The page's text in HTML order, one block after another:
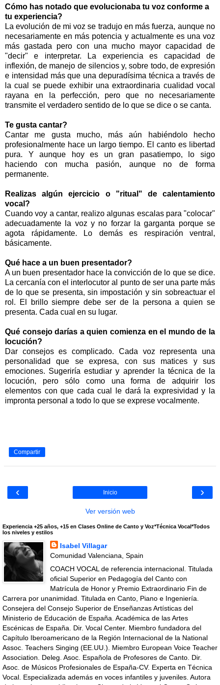
Cómo has notado que evolucionaba tu voz conforme a
tu experiencia?
La evolución de mi voz se tradujo en más fuerza, aunque no
necesariamente en más potencia y actualmente es una voz
más gastada pero con una mucho mayor capacidad de
"decir" e interpretar. La experiencia es capacidad de
inflexión, de manejo de silencios y, sobre todo, de expresión
e intensidad más que una depuradísima técnica a través de
la cual se puede exhibir una extraordinaria cualidad vocal
rayana en la perfección, pero que no necesariamente
transmite el verdadero sentido de lo que se dice o se canta.
Te gusta cantar?
Cantar me gusta mucho, más aún habiéndolo hecho
profesionalmente hace un largo tiempo. El canto es libertad
pura. Y aunque hoy es un gran pasatiempo, lo sigo
haciendo con mucha pasión, aunque no de forma
permanente.
Realizas algún ejercicio o "ritual" de calentamiento
vocal?
Cuando voy a cantar, realizo algunas escalas para "colocar"
adecuadamente la voz y no forzar la garganta porque se
agota rápidamente. Lo demás es respiración ventral,
básicamente.
Qué hace a un buen presentador?
A un buen presentador hace la convicción de lo que se dice.
La cercanía con el interlocutor al punto de ser una parte más
de lo que se presenta, sin impostación y sin sobreactuar el
rol. El brillo siempre debe ser de la persona a quien se
presenta. Cada cual en su lugar.
Qué consejo darías a quien comienza en el mundo de la
locución?
Dar consejos es complicado. Cada voz representa una
personalidad que se expresa, con sus matices y sus
emociones. Sugeriría estudiar y aprender la técnica de la
locución, pero sólo como una forma de adquirir los
elementos con que cada cual le dará la expresividad y la
impronta personal a todo lo que se exprese vocalmente.
Compartir
‹ ›
Inicio
Ver versión web
Experiencia +25 años, +15 en Clases Online de Canto y Voz*Técnica Vocal*Todos
los niveles y estilos
Isabel Villagar
Comunidad Valenciana, Spain
COACH VOCAL de referencia internacional. Titulada
oficial Superior en Pedagogía del Canto con
Matrícula de Honor y Premio Extraordinario Fin de
Carrera por unanimidad. Titulada en Canto, Piano e Ingeniería.
Consejera del Consejo Superior de Enseñanzas Artísticas del
Ministerio de Educación de España. Académica de las Artes
Escénicas de España. Dir. Vocal Center. Miembro fundadora del
Capítulo Iberoamericano de la Región Internacional de la National
Assoc. Teachers Singing (EE.UU.). Miembro European Voice Teacher
Association. Deleg. Asoc. Española de Profesores de Canto. Dir.
Asoc. de Músicos Profesionales de España-CV. Experta en Técnica
Vocal. Especializada además en voces infantiles y juveniles. Autora